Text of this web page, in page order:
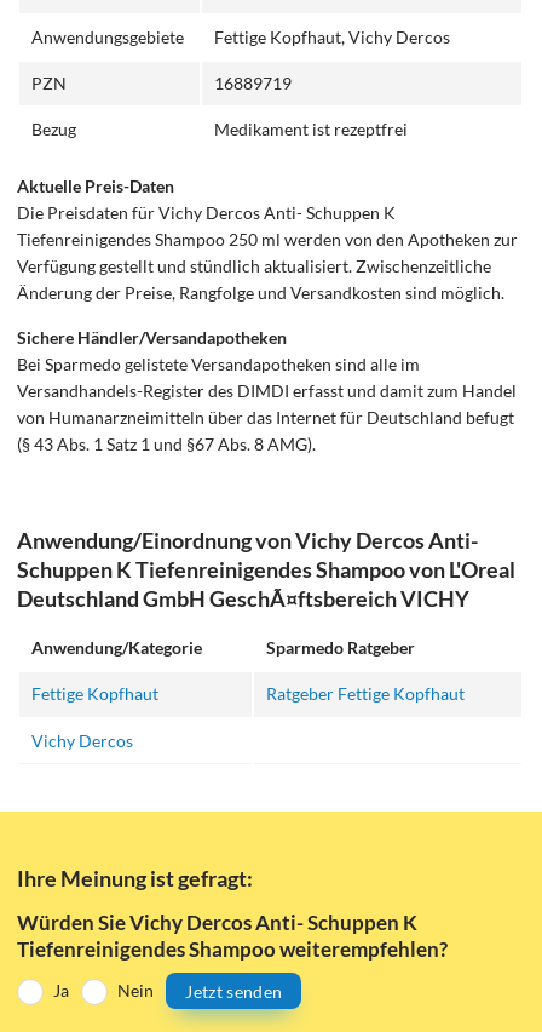
Anwendungsgebiete Fettige Kopfhaut, Vichy Dercos
PZN 16889719
Bezug Medikament ist rezeptfrei
Aktuelle Preis-Daten
Die Preisdaten für Vichy Dercos Anti- Schuppen K
Tiefenreinigendes Shampoo 250 ml werden von den Apotheken zur
Verfügung gestellt und stündlich aktualisiert. Zwischenzeitliche
Änderung der Preise, Rangfolge und Versandkosten sind möglich.
Sichere Händler/Versandapotheken
Bei Sparmedo gelistete Versandapotheken sind alle im
Versandhandels-Register des DIMDI erfasst und damit zum Handel
von Humanarzneimitteln über das Internet für Deutschland befugt
(§ 43 Abs. 1 Satz 1 und §67 Abs. 8 AMG).
Anwendung/Einordnung von Vichy Dercos Anti-
Schuppen K Tiefenreinigendes Shampoo von L'Oreal
Deutschland GmbH GeschÃ¤ftsbereich VICHY
Anwendung/Kategorie Sparmedo Ratgeber
Fettige Kopfhaut Ratgeber Fettige Kopfhaut
Vichy Dercos
Ihre Meinung ist gefragt:
Würden Sie Vichy Dercos Anti- Schuppen K
Tiefenreinigendes Shampoo weiterempfehlen?
Ja Nein Jetzt senden